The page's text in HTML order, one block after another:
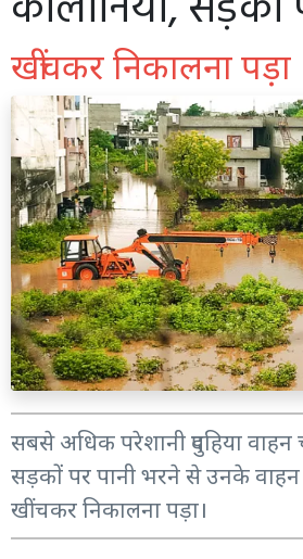
खींचकर निकालना पड़ा
सबसे अधिक परेशानी दुपहिया
सड़कों पर पानी भरने से उनके
खींचकर निकालना पड़ा।